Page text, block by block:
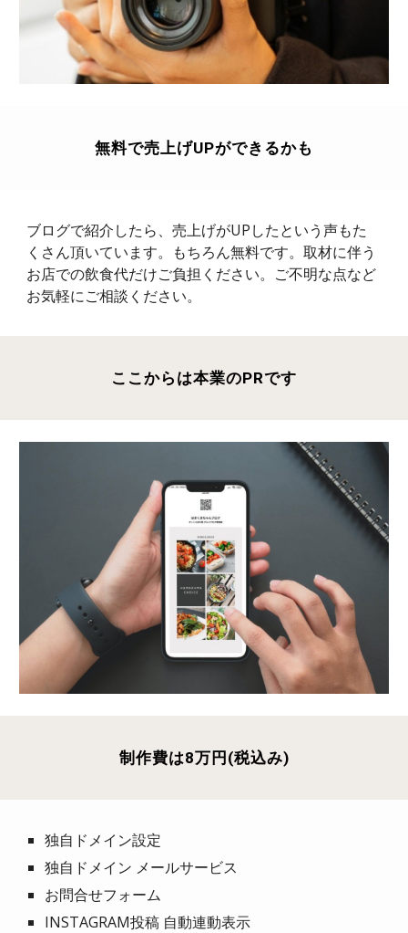
無料で売上げUPができるかも
ブログで紹介したら、売上げがUPしたという声もた
くさん頂いています。もちろん無料です。取材に伴う
お店での飲食代だけご負担ください。ご不明な点など
お気軽にご相談ください。
ここからは本業のPRです
制作費は8万円(税込み)
独自ドメイン設定
独自ドメイン メールサービス
お問合せフォーム
INSTAGRAM投稿 自動連動表示